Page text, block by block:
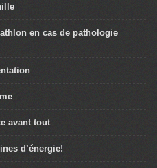
en cas de pathologie
avant tout
d’énergie!